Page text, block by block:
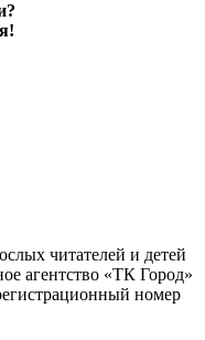
читателей и детей
агентство «ТК Город»
номер